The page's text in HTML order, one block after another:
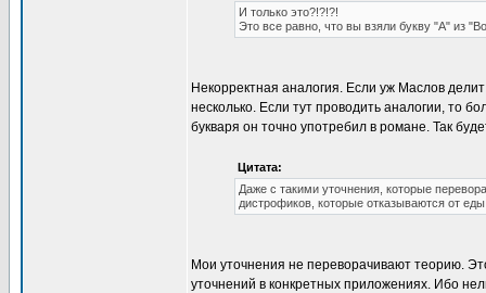
И только это?!?!?!
Это все равно, что вы взяли букву "А" из
Некорректная аналогия. Если уж Маслов
несколько. Если тут проводить аналогии, то
букваря он точно употребил в романе. Так
Цитата:
Даже с такими уточнения, которые
дистрофиков, которые отказываются от
Мои уточнения не переворачивают теорию.
уточнений в конкретных приложениях. Ибо